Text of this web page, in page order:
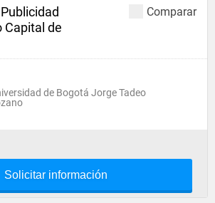
Comparar
Capital de
de Bogotá Jorge Tadeo
Solicitar información